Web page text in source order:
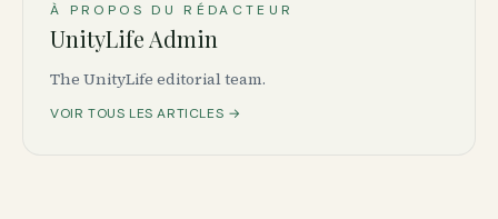
À PROPOS DU RÉDACTEUR
UnityLife Admin
The UnityLife editorial team.
VOIR TOUS LES ARTICLES →